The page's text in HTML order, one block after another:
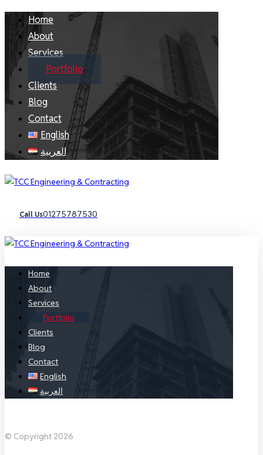
Home
About
Services
Portfolio
Clients
Blog
Contact
English
العربية
Call Us01275787530
Home
About
Services
Portfolio
Clients
Blog
Contact
English
العربية
© Copyright 2026